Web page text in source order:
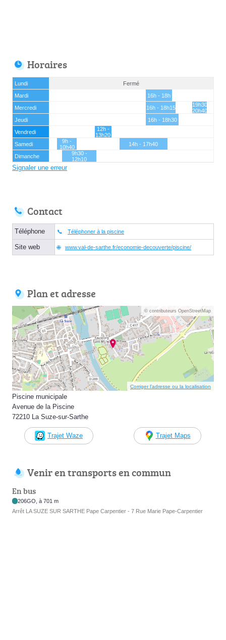
Horaires
Lundi
Fermé
Mardi
16h - 18h
Mercredi
16h - 18h15
19h30 -
20h40
Jeudi
16h - 18h30
Vendredi
12h -
13h20
Samedi
9h -
10h40
14h - 17h40
Dimanche
9h30 -
12h10
Signaler une erreur
Contact
Téléphone Téléphoner à la piscine
Site web www.val-de-sarthe.fr/economie-decouverte/piscine/
Plan et adresse
© contributeurs OpenStreetMap
Corriger l’adresse ou la localisation
Piscine municipale
Avenue de la Piscine
72210 La Suze-sur-Sarthe
Trajet Waze Trajet Maps
Venir en transports en commun
En bus
206GO, à 701 m
Arrêt LA SUZE SUR SARTHE Pape Carpentier - 7 Rue Marie Pape-Carpentier